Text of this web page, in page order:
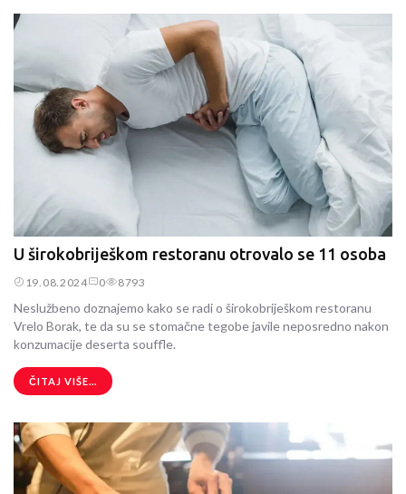
U širokobriješkom restoranu otrovalo se 11 osoba
19.08.2024 0 8793
Neslužbeno doznajemo kako se radi o širokobriješkom restoranu
Vrelo Borak, te da su se stomačne tegobe javile neposredno nakon
konzumacije deserta souffle.
ČITAJ VIŠE...